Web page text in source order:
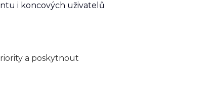
i koncových uživatelů
a poskytnout